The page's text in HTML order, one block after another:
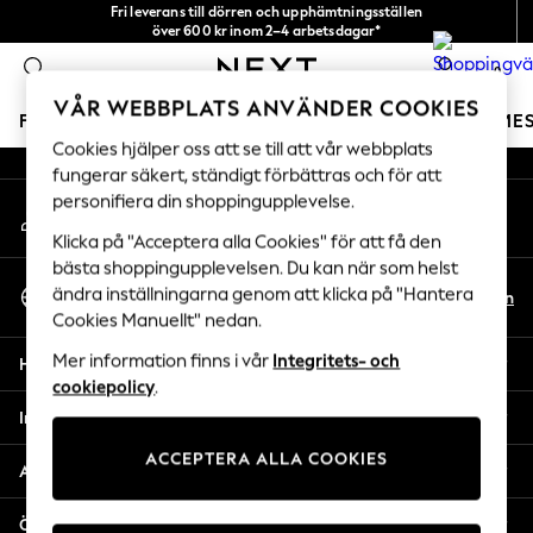
Fri leverans till dörren och upphämtningsställen
över 600 kr inom 2–4 arbetsdagar*
0
FLICKOR POJKAR BABY DAMER HERRAR
GIRLS
New In
50 - 92cm
98 - 110cm
116 - 134cm
140 - 174cm
Trending: Top & Short Sets
Trending: Clogs
All Clothing
Coats & Jackets
Sweatshirts & Hoodies
An error occurred on client
Våra sociala nätverk
Mitt konto
Logga in på ditt konto
Välj Språk
Svenska
Sv En
Hjälp
Integritet & Juridik
Avdelningar
Övriga tjänster
VÅR WEBBPLATS ANVÄNDER COOKIES
Cookies hjälper oss att se till att vår webbplats
fungerar säkert, ständigt förbättras och för att
personifiera din shoppingupplevelse.
Klicka på "Acceptera alla Cookies" för att få den
bästa shoppingupplevelsen. Du kan när som helst
ändra inställningarna genom att klicka på "Hantera
Cookies Manuellt" nedan.
Mer information finns i vår Integritets- och
cookiepolicy.
ACCEPTERA ALLA COOKIES